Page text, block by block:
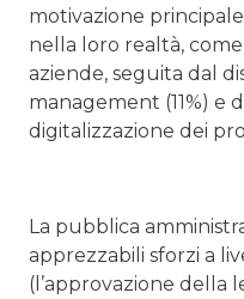
motivazione
nella loro realtà,
aziende, seguita dal
management (11%) e
digitalizzazione dei
La pubblica
apprezzabili sforzi a
(l’approvazione della